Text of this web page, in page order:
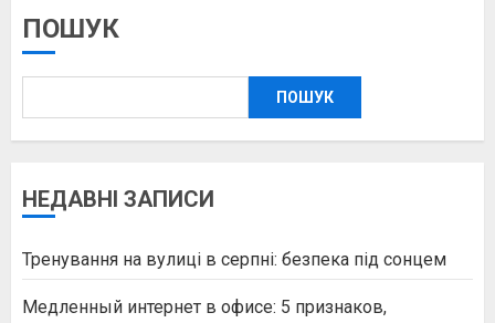
ПОШУК
ПОШУК
НЕДАВНІ ЗАПИСИ
Тренування на вулиці в серпні: безпека під сонцем
Медленный интернет в офисе: 5 признаков,